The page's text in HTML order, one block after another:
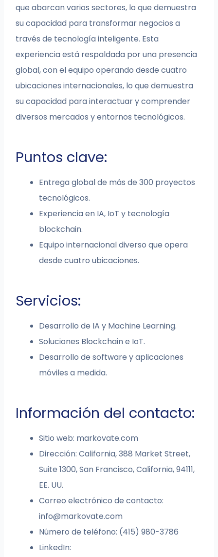
que abarcan varios sectores, lo que demuestra
su capacidad para transformar negocios a
través de tecnología inteligente. Esta
experiencia está respaldada por una presencia
global, con el equipo operando desde cuatro
ubicaciones internacionales, lo que demuestra
su capacidad para interactuar y comprender
diversos mercados y entornos tecnológicos.
Puntos clave:
Entrega global de más de 300 proyectos
tecnológicos.
Experiencia en IA, IoT y tecnología
blockchain.
Equipo internacional diverso que opera
desde cuatro ubicaciones.
Servicios:
Desarrollo de IA y Machine Learning.
Soluciones Blockchain e IoT.
Desarrollo de software y aplicaciones
móviles a medida.
Información del contacto:
Sitio web: markovate.com
Dirección: California, 388 Market Street,
Suite 1300, San Francisco, California, 94111,
EE. UU.
Correo electrónico de contacto:
info@markovate.com
Número de teléfono: (415) 980-3786
LinkedIn: